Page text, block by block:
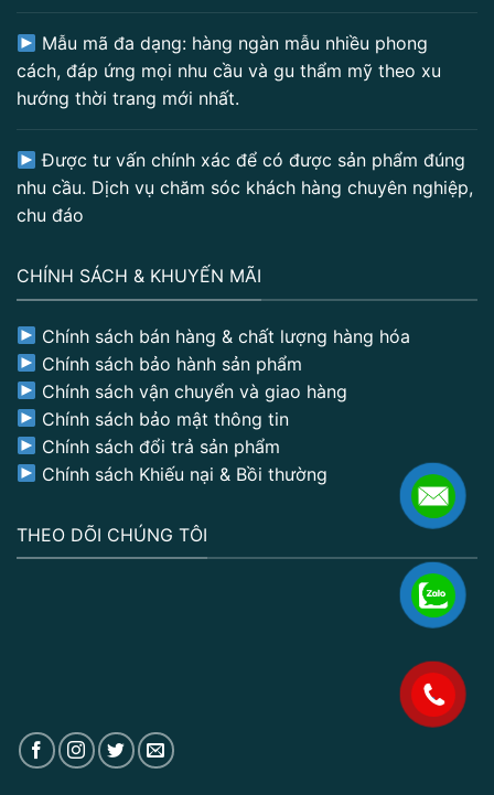
Mẫu mã đa dạng: hàng ngàn mẫu nhiều phong
cách, đáp ứng mọi nhu cầu và gu thẩm mỹ theo xu
hướng thời trang mới nhất.
Được tư vấn chính xác để có được sản phẩm đúng
nhu cầu. Dịch vụ chăm sóc khách hàng chuyên nghiệp,
chu đáo
CHÍNH SÁCH & KHUYẾN MÃI
Chính sách bán hàng & chất lượng hàng hóa
Chính sách bảo hành sản phẩm
Chính sách vận chuyển và giao hàng
Chính sách bảo mật thông tin
Chính sách đổi trả sản phẩm
Chính sách Khiếu nại & Bồi thường
THEO DÕI CHÚNG TÔI
.